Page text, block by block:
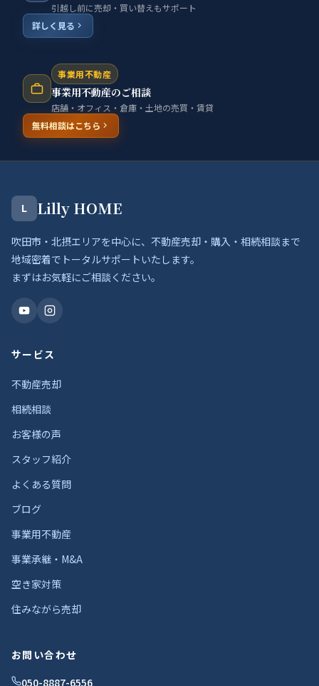
引越し前に売却・買い替えもサポート
詳しく見る
事業用不動産
事業用不動産のご相談
店舗・オフィス・倉庫・土地の売買・賃貸
無料相談はこちら
L Lilly HOME
吹田市・北摂エリアを中心に、不動産売却・購入・相続相談まで
地域密着でトータルサポートいたします。
まずはお気軽にご相談ください。
サービス
不動産売却
相続相談
お客様の声
スタッフ紹介
よくある質問
ブログ
事業用不動産
事業承継・M&A
空き家対策
住みながら売却
お問い合わせ
050-8887-6556